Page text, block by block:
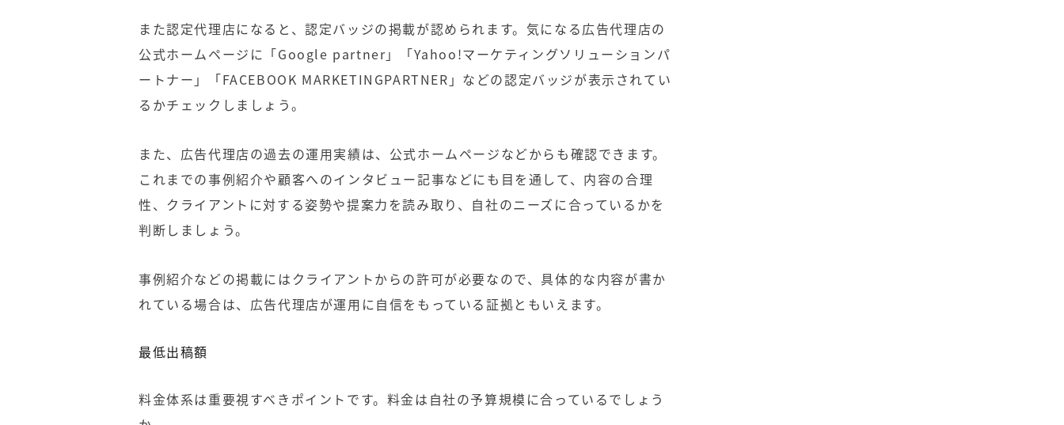
また認定代理店になると、認定バッジの掲載が認められます。気になる広告代理店の
公式ホームページに「Google partner」「Yahoo!マーケティングソリューションパ
ートナー」「FACEBOOK MARKETINGPARTNER」などの認定バッジが表示されてい
るかチェックしましょう。
また、広告代理店の過去の運用実績は、公式ホームページなどからも確認できます。
これまでの事例紹介や顧客へのインタビュー記事などにも目を通して、内容の合理
性、クライアントに対する姿勢や提案力を読み取り、自社のニーズに合っているかを
判断しましょう。
事例紹介などの掲載にはクライアントからの許可が必要なので、具体的な内容が書か
れている場合は、広告代理店が運用に自信をもっている証拠ともいえます。
最低出稿額
料金体系は重要視すべきポイントです。料金は自社の予算規模に合っているでしょう